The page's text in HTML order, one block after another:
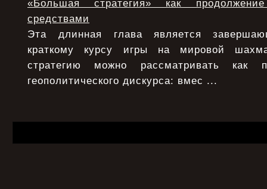
«Большая стратегия» как
средствами
Эта длинная глава является
краткому курсу игры на мировой
стратегию можно рассматривать как
геополитического дискурса: вмес ...